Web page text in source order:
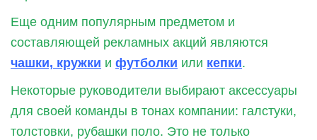
Еще одним популярным предметом и
составляющей рекламных акций являются
чашки, кружки и футболки или кепки.
Некоторые руководители выбирают аксессуары
для своей команды в тонах компании: галстуки,
толстовки, рубашки поло. Это не только